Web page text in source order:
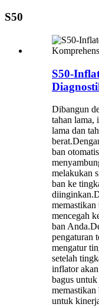
S50
S50-
Dibangun
tahan lama,
lama dan
ban
melakukan
ban ke
memastikan
mencegah
ban
pengaturan
mengatur
setelah
inflator
bagus
memastikan
untuk